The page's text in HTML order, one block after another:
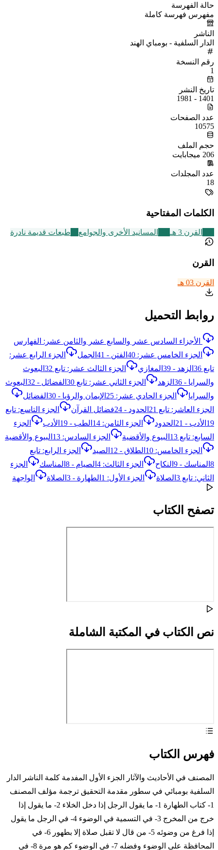
حالة الفهرسة
مفهرس فهرسة كاملة
الناشر
الدار السلفية - بومباي الهند
رقم النسخة
1
تاريخ النشر
1401 - 1981
عدد الصفحات
10575
حجم الملف
206 ميجابايت
عدد المجلدات
18
الكلمات المفتاحية
القرن 3 هـ المسانيد الأخرى والجوامع طبعات قديمة نادرة
القرن
القرن 03 هـ
روابط التحميل
الأجزاء السادس عشر والسابع عشر والثامن عشر: الفهارس
الجزء الخامس عشر: 40الفتن - 41الجمل
الجزء الرابع عشر:
تابع 36الزهد - 39المغازي
الجزء الثالث عشر: تابع 32البعوث
والسرايا - 36الزهد
الجزء الثاني عشر: تابع 30الفضائل - 32البعوث
والسرايا
الجزء الحادي عشر: 25الإيمان والرؤيا - 30الفضائل
الجزء العاشر: تابع 21الحدود - 24فضائل القرآن
الجزء التاسع: تابع
19الأدب - 21الحدود
الجزء الثامن: 14الطب - 19الأدب
الجزء
السابع: تابع 13البيوع والأقضية
الجزء السادس: 13البيوع والأقضية
الجزء الخامس: 10الطلاق - 12الصيد
الجزء الرابع: تابع
8المناسك - 9النكاح
الجزء الثالث: 4الصيام - 8المناسك
الجزء
الثاني: تابع 3الصلاة
الجزء الأول: 1الطهارة - 3الصلاة الواجهة
تصفح الكتاب
نص الكتاب في المكتبة الشاملة
فهرس الكتاب
المصنف في الأحاديث والآثار الجزء الأول المفدمة كلمة الناشر الدار
السلفية بومبائي في سطور مقدمة التحقيق ترجمة مؤلف المصنف
1- كتاب الطهارة 1- ما يقول الرجل إذا دخل الخلاء 2- ما يقول إذا
خرج من المخرج 3- في التسمية في الوضوء 4- في الرجل ما يقول
إذا فرغ من وضوئه 5- من قال لا تقبل صلاة إلا بطهور 6- في
المحافظة على الوضوء وفضله 7- في الوضوء كم هو مرة 8- في